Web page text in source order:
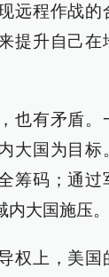
远程作战的
提升自己在
也有矛盾
大国为目标
筹码；通过
大国施压。
权上，美国